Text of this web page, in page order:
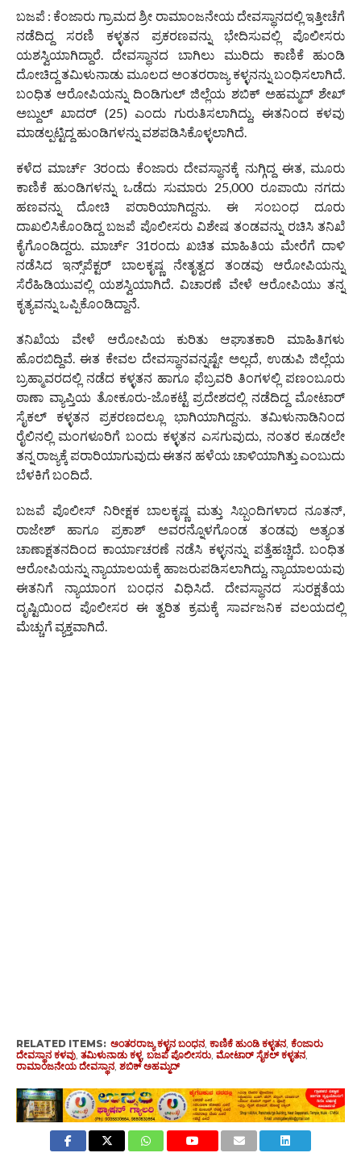
ಬಜಪೆ : ಕೆಂಜಾರು ಗ್ರಾಮದ ಶ್ರೀ ರಾಮಾಂಜನೇಯ ದೇವಸ್ಥಾನದಲ್ಲಿ ಇತ್ತೀಚೆಗೆ
ನಡೆದಿದ್ದ ಸರಣಿ ಕಳ್ಳತನ ಪ್ರಕರಣವನ್ನು ಭೇದಿಸುವಲ್ಲಿ ಪೊಲೀಸರು
ಯಶಸ್ವಿಯಾಗಿದ್ದಾರೆ. ದೇವಸ್ಥಾನದ ಬಾಗಿಲು ಮುರಿದು ಕಾಣಿಕೆ ಹುಂಡಿ
ದೋಚಿದ್ದ ತಮಿಳುನಾಡು ಮೂಲದ ಅಂತರರಾಜ್ಯ ಕಳ್ಳನನ್ನು ಬಂಧಿಸಲಾಗಿದೆ.
ಬಂಧಿತ ಆರೋಪಿಯನ್ನು ದಿಂಡಿಗುಲ್ ಜಿಲ್ಲೆಯ ಶಬಿಕ್ ಅಹಮ್ಮದ್ ಶೇಖ್
ಅಬ್ದುಲ್ ಖಾದರ್ (25) ಎಂದು ಗುರುತಿಸಲಾಗಿದ್ದು, ಈತನಿಂದ ಕಳವು
ಮಾಡಲ್ಪಟ್ಟಿದ್ದ ಹುಂಡಿಗಳನ್ನು ವಶಪಡಿಸಿಕೊಳ್ಳಲಾಗಿದೆ.
ಕಳೆದ ಮಾರ್ಚ್ 3ರಂದು ಕೆಂಜಾರು ದೇವಸ್ಥಾನಕ್ಕೆ ನುಗ್ಗಿದ್ದ ಈತ, ಮೂರು
ಕಾಣಿಕೆ ಹುಂಡಿಗಳನ್ನು ಒಡೆದು ಸುಮಾರು 25,000 ರೂಪಾಯಿ ನಗದು
ಹಣವನ್ನು ದೋಚಿ ಪರಾರಿಯಾಗಿದ್ದನು. ಈ ಸಂಬಂಧ ದೂರು
ದಾಖಲಿಸಿಕೊಂಡಿದ್ದ ಬಜಪೆ ಪೊಲೀಸರು ವಿಶೇಷ ತಂಡವನ್ನು ರಚಿಸಿ ತನಿಖೆ
ಕೈಗೊಂಡಿದ್ದರು. ಮಾರ್ಚ್ 31ರಂದು ಖಚಿತ ಮಾಹಿತಿಯ ಮೇರೆಗೆ ದಾಳಿ
ನಡೆಸಿದ ಇನ್ಸ್‌ಪೆಕ್ಟರ್ ಬಾಲಕೃಷ್ಣ ನೇತೃತ್ವದ ತಂಡವು ಆರೋಪಿಯನ್ನು
ಸೆರೆಹಿಡಿಯುವಲ್ಲಿ ಯಶಸ್ವಿಯಾಗಿದೆ. ವಿಚಾರಣೆ ವೇಳೆ ಆರೋಪಿಯು ತನ್ನ
ಕೃತ್ಯವನ್ನು ಒಪ್ಪಿಕೊಂಡಿದ್ದಾನೆ.
ತನಿಖೆಯ ವೇಳೆ ಆರೋಪಿಯ ಕುರಿತು ಆಘಾತಕಾರಿ ಮಾಹಿತಿಗಳು
ಹೊರಬಿದ್ದಿವೆ. ಈತ ಕೇವಲ ದೇವಸ್ಥಾನವನ್ನಷ್ಟೇ ಅಲ್ಲದೆ, ಉಡುಪಿ ಜಿಲ್ಲೆಯ
ಬ್ರಹ್ಮಾವರದಲ್ಲಿ ನಡೆದ ಕಳ್ಳತನ ಹಾಗೂ ಫೆಬ್ರವರಿ ತಿಂಗಳಲ್ಲಿ ಪಣಂಬೂರು
ಠಾಣಾ ವ್ಯಾಪ್ತಿಯ ತೋಕೂರು-ಜೊಕಟ್ಟೆ ಪ್ರದೇಶದಲ್ಲಿ ನಡೆದಿದ್ದ ಮೋಟಾರ್
ಸೈಕಲ್ ಕಳ್ಳತನ ಪ್ರಕರಣದಲ್ಲೂ ಭಾಗಿಯಾಗಿದ್ದನು. ತಮಿಳುನಾಡಿನಿಂದ
ರೈಲಿನಲ್ಲಿ ಮಂಗಳೂರಿಗೆ ಬಂದು ಕಳ್ಳತನ ಎಸಗುವುದು, ನಂತರ ಕೂಡಲೇ
ತನ್ನ ರಾಜ್ಯಕ್ಕೆ ಪರಾರಿಯಾಗುವುದು ಈತನ ಹಳೆಯ ಚಾಳಿಯಾಗಿತ್ತು ಎಂಬುದು
ಬೆಳಕಿಗೆ ಬಂದಿದೆ.
ಬಜಪೆ ಪೊಲೀಸ್ ನಿರೀಕ್ಷಕ ಬಾಲಕೃಷ್ಣ ಮತ್ತು ಸಿಬ್ಬಂದಿಗಳಾದ ನೂತನ್,
ರಾಜೇಶ್ ಹಾಗೂ ಪ್ರಕಾಶ್ ಅವರನ್ನೊಳಗೊಂಡ ತಂಡವು ಅತ್ಯಂತ
ಚಾಣಾಕ್ಷತನದಿಂದ ಕಾರ್ಯಾಚರಣೆ ನಡೆಸಿ ಕಳ್ಳನನ್ನು ಪತ್ತೆಹಚ್ಚಿದೆ. ಬಂಧಿತ
ಆರೋಪಿಯನ್ನು ನ್ಯಾಯಾಲಯಕ್ಕೆ ಹಾಜರುಪಡಿಸಲಾಗಿದ್ದು, ನ್ಯಾಯಾಲಯವು
ಈತನಿಗೆ ನ್ಯಾಯಾಂಗ ಬಂಧನ ವಿಧಿಸಿದೆ. ದೇವಸ್ಥಾನದ ಸುರಕ್ಷತೆಯ
ದೃಷ್ಟಿಯಿಂದ ಪೊಲೀಸರ ಈ ತ್ವರಿತ ಕ್ರಮಕ್ಕೆ ಸಾರ್ವಜನಿಕ ವಲಯದಲ್ಲಿ
ಮೆಚ್ಚುಗೆ ವ್ಯಕ್ತವಾಗಿದೆ.
RELATED ITEMS: ಅಂತರರಾಜ್ಯ ಕಳ್ಳನ ಬಂಧನ, ಕಾಣಿಕೆ ಹುಂಡಿ ಕಳ್ಳತನ, ಕೆಂಜಾರು
ದೇವಸ್ಥಾನ ಕಳವು, ತಮಿಳುನಾಡು ಕಳ್ಳ, ಬಜಪೆ ಪೊಲೀಸರು, ಮೋಟಾರ್ ಸೈಕಲ್ ಕಳ್ಳತನ,
ರಾಮಾಂಜನೇಯ ದೇವಸ್ಥಾನ, ಶಬಿಕ್ ಅಹಮ್ಮದ್